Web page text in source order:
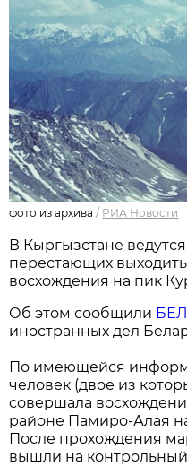
фото из архива / РИА Новости
В Кыргызстане
перестающих
восхождения на пик
Об этом сообщили
иностранных дел
По имеющейся
человек (двое из
совершала
районе Памиро-Алая
После прохождения
вышли на